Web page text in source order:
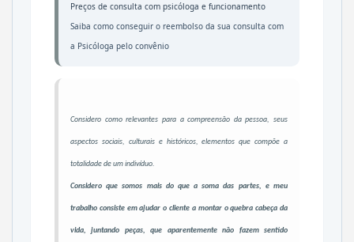
Preços de consulta com psicóloga e funcionamento
Saiba como conseguir o reembolso da sua consulta com
a Psicóloga pelo convênio
Considero como relevantes para a compreensão da pessoa, seus
aspectos sociais, culturais e históricos, elementos que compõe a
totalidade de um indivíduo.
Considero que somos mais do que a soma das partes, e meu
trabalho consiste em ajudar o cliente a montar o quebra cabeça da
vida, juntando peças, que aparentemente não fazem sentido